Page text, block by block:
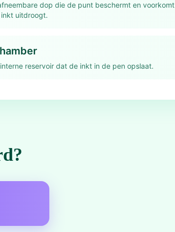
dop die de punt beschermt en voorkomt
uitdroogt.
reservoir dat de inkt in de pen opslaat.